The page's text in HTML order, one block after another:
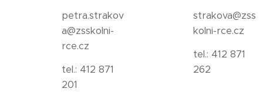
petra.strakov
a@zsskolni-
rce.cz
tel.: 412 871
201
strakova@zss
kolni-rce.cz
tel.: 412 871
262